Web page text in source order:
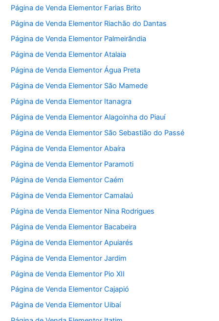
Página de Venda Elementor Farias Brito
Página de Venda Elementor Riachão do Dantas
Página de Venda Elementor Palmeirândia
Página de Venda Elementor Atalaia
Página de Venda Elementor Água Preta
Página de Venda Elementor São Mamede
Página de Venda Elementor Itanagra
Página de Venda Elementor Alagoinha do Piauí
Página de Venda Elementor São Sebastião do Passé
Página de Venda Elementor Abaíra
Página de Venda Elementor Paramoti
Página de Venda Elementor Caém
Página de Venda Elementor Camalaú
Página de Venda Elementor Nina Rodrigues
Página de Venda Elementor Bacabeira
Página de Venda Elementor Apuiarés
Página de Venda Elementor Jardim
Página de Venda Elementor Pio XII
Página de Venda Elementor Cajapió
Página de Venda Elementor Uibaí